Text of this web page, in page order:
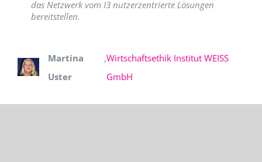
das Netzwerk vom I3 nutzerzentrierte Lösungen
bereitstellen.
Martina
Uster
,Wirtschaftsethik Institut WEISS
GmbH